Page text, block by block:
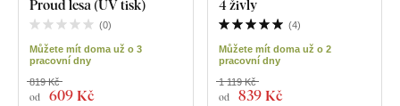
Proud lesa (UV tisk)
(0)
Můžete mít doma už o 3
pracovní dny
od 609 Kč
819 Kč
4 živly
(4)
Můžete mít doma už o 2
pracovní dny
od 839 Kč
1 119 Kč